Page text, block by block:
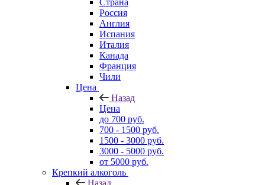
Страна
Россия
Англия
Испания
Италия
Канада
Франция
Чили
Цена
Назад
Цена
до 700 руб.
700 - 1500 руб.
1500 - 3000 руб.
3000 - 5000 руб.
от 5000 руб.
Крепкий алкоголь
Назад